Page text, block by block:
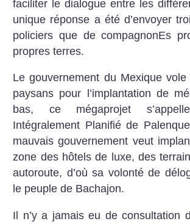
faciliter le dialogue entre les
unique réponse a été d’envoyer
policiers que de compagnonEs
propres terres.
Le gouvernement du Mexique
paysans pour l’implantation de
bas, ce mégaprojet
Intégralement Planifié de Palenque
mauvais gouvernement veut
zone des hôtels de luxe, des
autoroute, d’où sa volonté de
le peuple de Bachajon.
Il n’y a jamais eu de consultation